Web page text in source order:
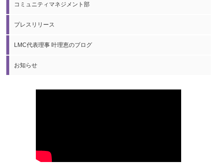
コミュニティマネジメント部
プレスリリース
LMC代表理事 叶理恵のブログ
お知らせ